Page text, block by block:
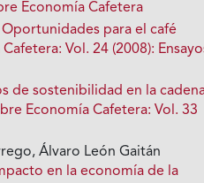
Economía Cafetera
para el café
Vol. 24 (2008):
de sostenibilidad en la
Economía Cafetera: Vol. 33
Álvaro León Gaitán
en la economía de la